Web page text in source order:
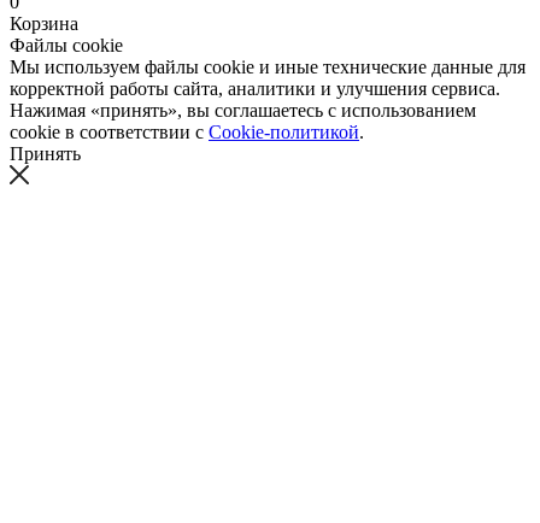
Корзина
Файлы cookie
Мы используем файлы cookie и иные технические данные для
корректной работы сайта, аналитики и улучшения сервиса.
Нажимая «принять», вы соглашаетесь с использованием
cookie в соответствии с Cookie-политикой.
Принять